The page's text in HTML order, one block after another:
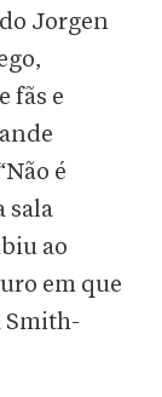
Jorgen
fãs e
é
sala
ao
em que
Smith-